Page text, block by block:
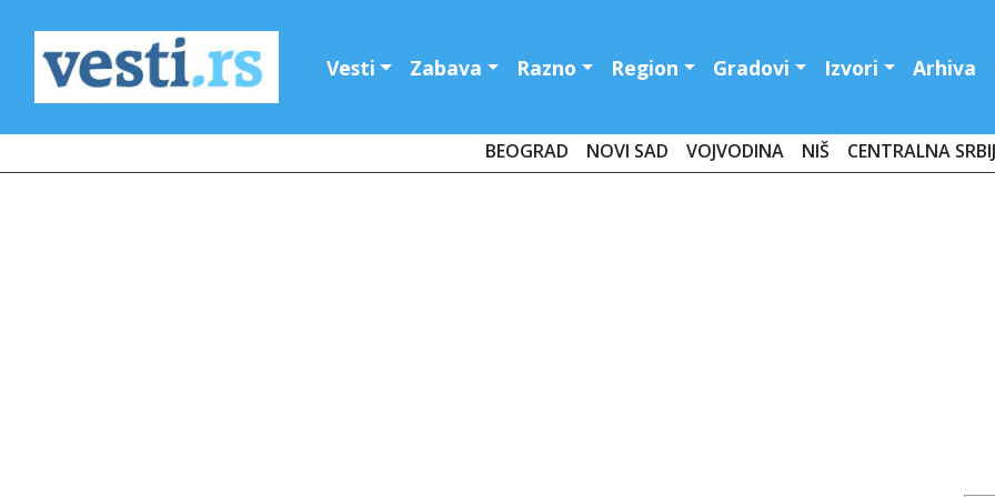
Vesti Zabava Razno Region Gradovi Izvori Arhiva
BEOGRAD NOVI SAD VOJVODINA NIŠ CENTRALNA